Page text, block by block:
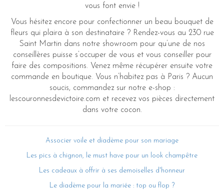
vous font envie !
Vous hésitez encore pour confectionner un beau bouquet de
fleurs qui plaira à son destinataire ? Rendez-vous au 230 rue
Saint Martin dans notre showroom pour qu’une de nos
conseillères puisse s’occuper de vous et vous conseiller pour
faire des compositions. Venez même récupérer ensuite votre
commande en boutique. Vous n’habitez pas à Paris ? Aucun
soucis, commandez sur notre e-shop :
lescouronnesdevictoire.com et recevez vos pièces directement
dans votre cocon.
Associer voile et diadème pour son mariage
Les pics à chignon, le must have pour un look champêtre
Les cadeaux à offrir à ses demoiselles d'honneur
Le diadème pour la mariée : top ou flop ?